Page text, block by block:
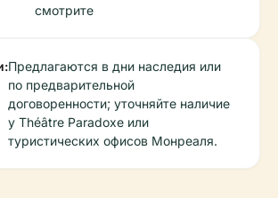
смотрите
Предлагаются в дни наследия или
по предварительной
договоренности; уточняйте наличие
у Théâtre Paradoxe или
туристических офисов Монреаля.